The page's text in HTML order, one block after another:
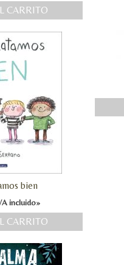
CARRITO
bien
incluido»
CARRITO